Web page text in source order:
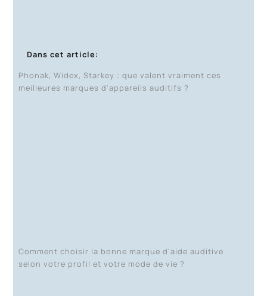
Dans cet article:
Phonak, Widex, Starkey : que valent vraiment ces
meilleures marques d'appareils auditifs ?
Comment choisir la bonne marque d'aide auditive
selon votre profil et votre mode de vie ?